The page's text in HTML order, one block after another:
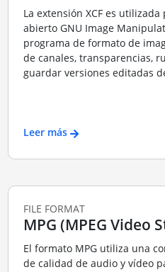
La extensión XCF es
abierto GNU Image
programa de formato de
de canales, transparencias,
guardar versiones editadas
Leer más
FILE FORMAT
MPG (MPEG Video
El formato MPG utiliza una
de calidad de audio y vídeo